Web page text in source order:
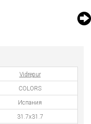
Vidrepur
COLORS
Испания
31.7х31.7